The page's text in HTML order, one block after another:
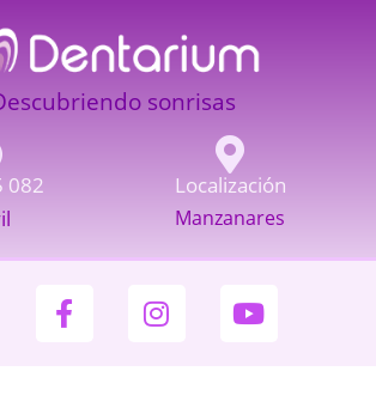
sonrisas
082
Localización
Manzanares